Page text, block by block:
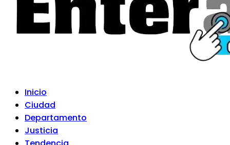
Inicio
Ciudad
Departamento
Justicia